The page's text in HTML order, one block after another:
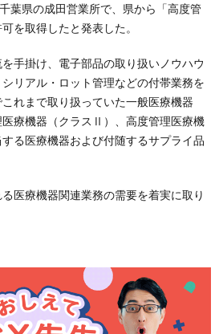
葉県の成田営業所で、県から「高度管
を取得したと発表した。
手掛け、電子部品の取り扱いノウハウ
リアル・ロット管理などの付帯業務を
れまで取り扱っていた一般医療機器
医療機器（クラスⅡ）、高度管理医療機
る医療機器および付随するサプライ品
医療機器関連業務の需要を着実に取り